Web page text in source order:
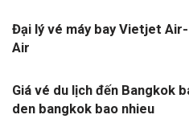
Đại lý vé máy bay Vietjet
Air
Giá vé du lịch đến Bangkok
den bangkok bao nhieu